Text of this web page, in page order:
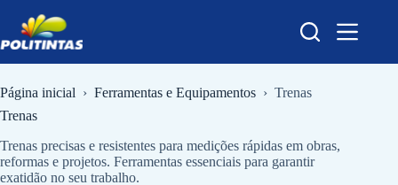
para
o
conteúdo
Página inicial › Ferramentas e Equipamentos › Trenas
Trenas
Trenas precisas e resistentes para medições rápidas em obras,
reformas e projetos. Ferramentas essenciais para garantir
exatidão no seu trabalho.